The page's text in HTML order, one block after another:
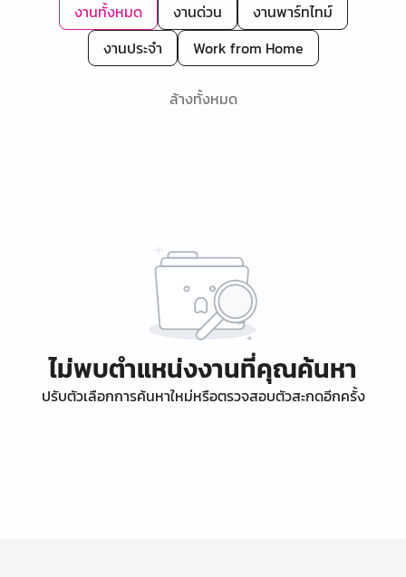
งานทั้งหมด งานด่วน
งานพาร์ทไทม์
งานประจำ
Work from Home
ล้างทั้งหมด
ไม่พบตำแหน่งงานที่คุณค้นหา
ปรับตัวเลือกการค้นหาใหม่หรือตรวจสอบตัวสะกดอีกครั้ง